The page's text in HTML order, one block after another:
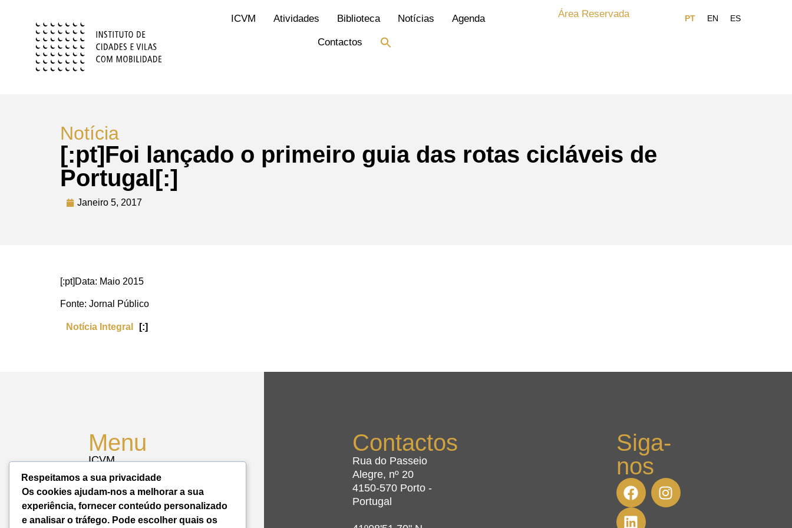
ICVM Atividades Biblioteca Notícias Agenda
Contactos
Área Reservada
Notícia
[:pt]Foi lançado o primeiro guia das rotas cicláveis de
Portugal[:]
Janeiro 5, 2017
[:pt]Data: Maio 2015
Fonte: Jornal Público
Notícia Integral [:]
Menu
ICVM
Notícias
Biblioteca
Contactos
Mapa do Site
Contactos
Rua do Passeio
Alegre, nº 20
4150-570 Porto -
Portugal
Siga-
nos
Respeitamos a sua privacidade
Os cookies ajudam-nos a melhorar a sua
experiência, fornecer conteúdo personalizado
e analisar o tráfego. Pode escolher quais os